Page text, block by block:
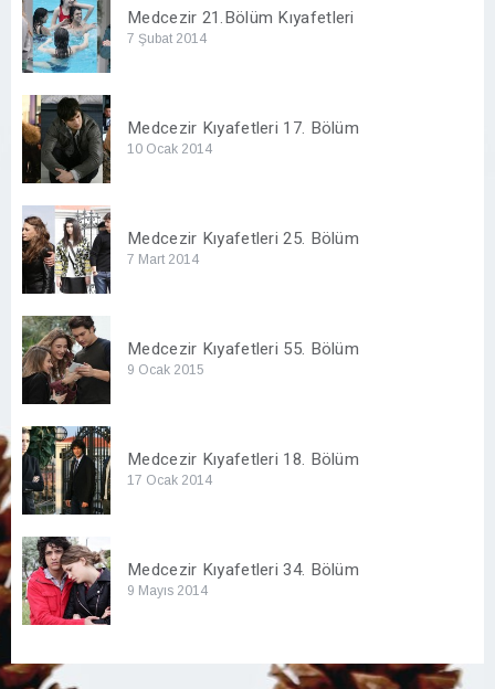
Medcezir 21.Bölüm Kıyafetleri
7 Şubat 2014
Medcezir Kıyafetleri 17. Bölüm
10 Ocak 2014
Medcezir Kıyafetleri 25. Bölüm
7 Mart 2014
Medcezir Kıyafetleri 55. Bölüm
9 Ocak 2015
Medcezir Kıyafetleri 18. Bölüm
17 Ocak 2014
Medcezir Kıyafetleri 34. Bölüm
9 Mayıs 2014